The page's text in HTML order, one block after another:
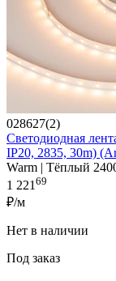
028627(2)
Светодиодная
IP20, 2835, 30m)
Warm | Тёплый
1 221 69
₽/м
Нет в наличии
Под заказ